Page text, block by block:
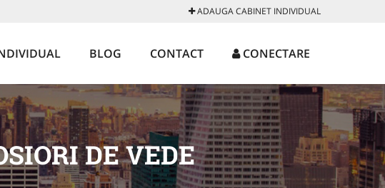
ADAUGA CABINET INDIVIDUAL
BLOG CONTACT CONECTARE
DE VEDE